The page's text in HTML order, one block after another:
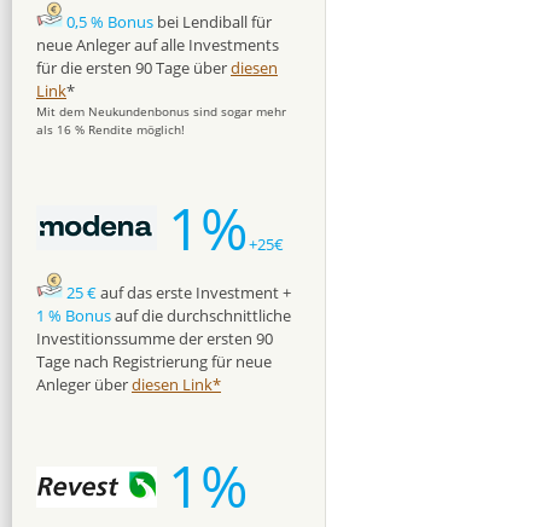
0,5 % Bonus bei Lendiball für
neue Anleger auf alle Investments
für die ersten 90 Tage überdiesen
Link*
Mit dem Neukundenbonus sind sogar mehr
als 16 % Rendite möglich!
1%+25€
25 €auf das erste Investment +
1 % Bonusauf die durchschnittliche
Investitionssumme der ersten 90
Tage nach Registrierung für neue
Anleger überdiesen Link*
1%